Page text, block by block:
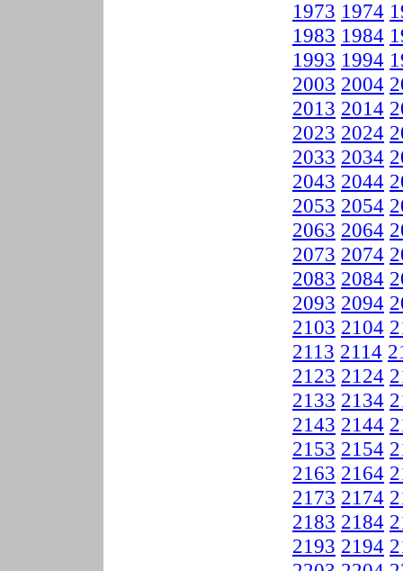
1973 1974
1983 1984
1993 1994
2003 2004
2013 2014
2023 2024
2033 2034
2043 2044
2053 2054
2063 2064
2073 2074
2083 2084
2093 2094
2103 2104
2113 2114
2123 2124
2133 2134
2143 2144
2153 2154
2163 2164
2173 2174
2183 2184
2193 2194